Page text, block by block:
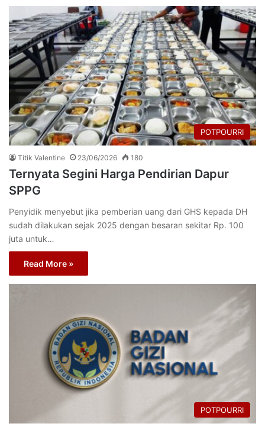
POTPOURRI
Titik Valentine 23/06/2026 180
Ternyata Segini Harga Pendirian Dapur
SPPG
Penyidik menyebut jika pemberian uang dari GHS kepada DH
sudah dilakukan sejak 2025 dengan besaran sekitar Rp. 100
juta untuk…
Read More »
POTPOURRI